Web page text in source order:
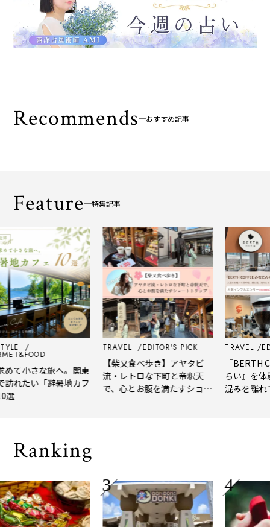
Recommends おすすめ記事
Feature 特集記事
さな旅へ。関東
たい「避暑地カフ
TRAVEL EDITOR'S PICK
【柴又食べ歩き】アヤタビ
流・レトロな下町と帝釈天
で、心とお腹を満たすショー
TRAVEL
『BERTH
らい』を体験
混みを離れて深
Ranking